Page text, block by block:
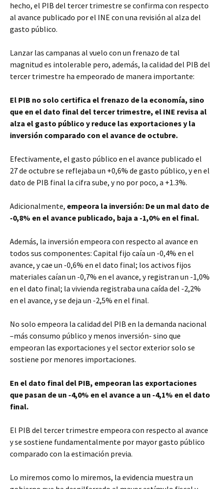
hecho, el PIB del tercer trimestre se confirma con respecto
al avance publicado por el INE con una revisión al alza del
gasto público.
Lanzar las campanas al vuelo con un frenazo de tal
magnitud es intolerable pero, además, la calidad del PIB del
tercer trimestre ha empeorado de manera importante:
El PIB no solo certifica el frenazo de la economía, sino
que en el dato final del tercer trimestre, el INE revisa al
alza el gasto público y reduce las exportaciones y la
inversión comparado con el avance de octubre.
Efectivamente, el gasto público en el avance publicado el
27 de octubre se reflejaba un +0,6% de gasto público, y en el
dato de PIB final la cifra sube, y no por poco, a +1.3%.
Adicionalmente, empeora la inversión: De un mal dato de
-0,8% en el avance publicado, baja a -1,0% en el final.
Además, la inversión empeora con respecto al avance en
todos sus componentes: Capital fijo caía un -0,4% en el
avance, y cae un -0,6% en el dato final; los activos fijos
materiales caían un -0,7% en el avance, y registran un -1,0%
en el dato final; la vivienda registraba una caída del -2,2%
en el avance, y se deja un -2,5% en el final.
No solo empeora la calidad del PIB en la demanda nacional
–más consumo público y menos inversión- sino que
empeoran las exportaciones y el sector exterior solo se
sostiene por menores importaciones.
En el dato final del PIB, empeoran las exportaciones
que pasan de un -4,0% en el avance a un -4,1% en el dato
final.
El PIB del tercer trimestre empeora con respecto al avance
y se sostiene fundamentalmente por mayor gasto público
comparado con la estimación previa.
Lo miremos como lo miremos, la evidencia muestra un